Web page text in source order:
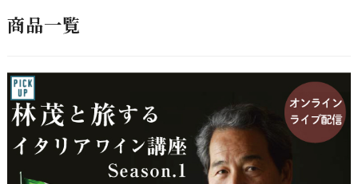
商品一覧